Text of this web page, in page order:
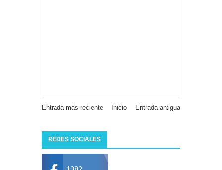
Entrada más reciente Entrada antigua
Inicio
REDES SOCIALES